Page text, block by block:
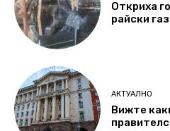
Откриха
райски
АКТУАЛНО
Вижте